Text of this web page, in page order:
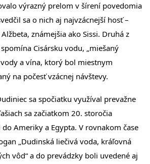
výrazný prelom v šírení povedomia
sa o nich aj najvzácnejší hosť –
známejšia ako Sissi. Druhá z
Cisársku vodu, „miešaný
a vína, ktorý bol miestnym
na počesť vzácnej návštevy.
sa spočiatku využíval prevažne
sa začiatkom 20. storočia
Ameriky a Egypta. V rovnakom čase
„Dudinská liečivá voda, kráľovná
vôd“ a do prevádzky boli uvedené aj